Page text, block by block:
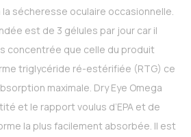
sécheresse oculaire occasionnelle.
est de 3 gélules par jour car il
concentrée que celle du produit
triglycéride ré-estérifiée (RTG) ce
maximale. Dry Eye Omega
et le rapport voulus d’EPA et de
la plus facilement absorbée. Il est